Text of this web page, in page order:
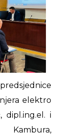
elektro
dipl.ing.el. i